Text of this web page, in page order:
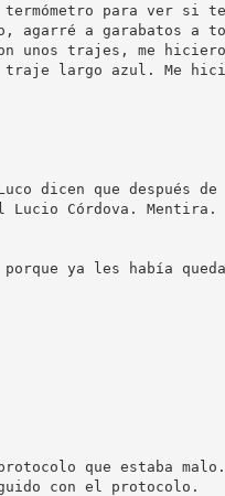
para ver si
agarré a garabatos a
unos trajes, me
traje largo azul. Me
dicen que después de
Córdova. Mentira.
ya les había
que estaba malo.
con el protocolo.